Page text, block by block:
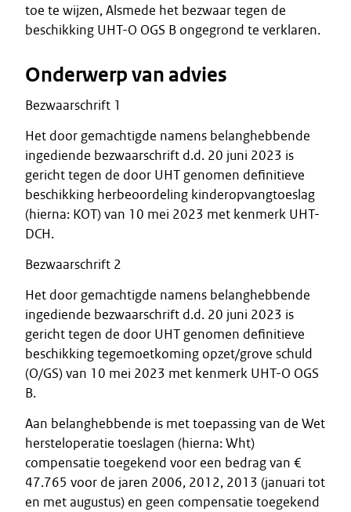
toe te wijzen, Alsmede het bezwaar tegen de
beschikking UHT-O OGS B ongegrond te verklaren.
Onderwerp van advies
Bezwaarschrift 1
Het door gemachtigde namens belanghebbende
ingediende bezwaarschrift d.d. 20 juni 2023 is
gericht tegen de door UHT genomen definitieve
beschikking herbeoordeling kinderopvangtoeslag
(hierna: KOT) van 10 mei 2023 met kenmerk UHT-
DCH.
Bezwaarschrift 2
Het door gemachtigde namens belanghebbende
ingediende bezwaarschrift d.d. 20 juni 2023 is
gericht tegen de door UHT genomen definitieve
beschikking tegemoetkoming opzet/grove schuld
(O/GS) van 10 mei 2023 met kenmerk UHT-O OGS
B.
Aan belanghebbende is met toepassing van de Wet
hersteloperatie toeslagen (hierna: Wht)
compensatie toegekend voor een bedrag van €
47.765 voor de jaren 2006, 2012, 2013 (januari tot
en met augustus) en geen compensatie toegekend